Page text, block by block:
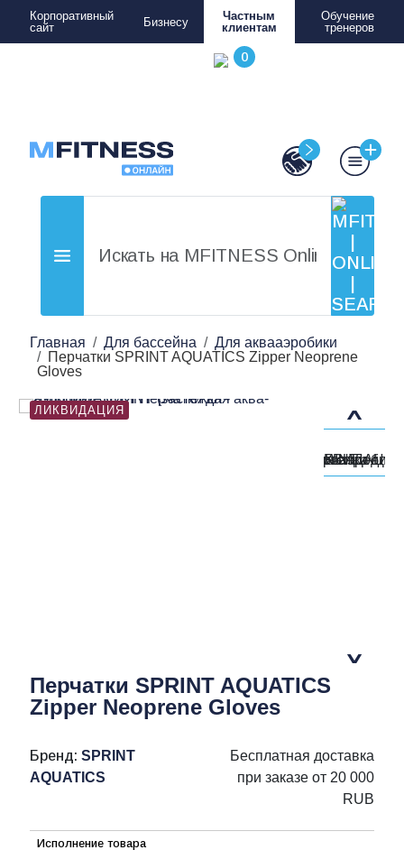
Корпоративный
сайт
Бизнесу
Частным
клиентам
Обучение
тренеров
Главная Для бассейна
Для аквааэробики
Перчатки SPRINT AQUATICS Zipper Neoprene
Gloves
ЛИКВИДАЦИЯ
Перчатки SPRINT AQUATICS
Zipper Neoprene Gloves
Бренд: SPRINT
AQUATICS
Бесплатная доставка
при заказе от 20 000
RUB